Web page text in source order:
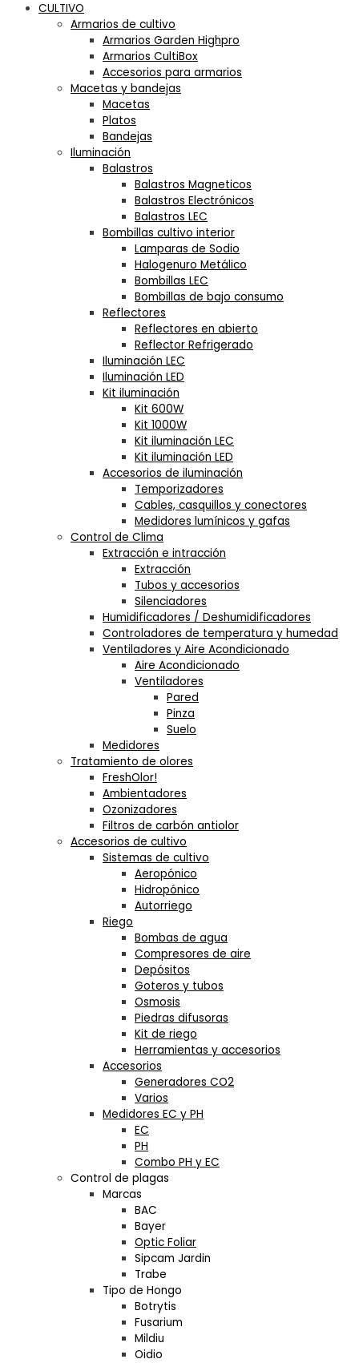
CULTIVO
Armarios de cultivo
Armarios Garden Highpro
Armarios CultiBox
Accesorios para armarios
Macetas y bandejas
Macetas
Platos
Bandejas
Iluminación
Balastros
Balastros Magneticos
Balastros Electrónicos
Balastros LEC
Bombillas cultivo interior
Lamparas de Sodio
Halogenuro Metálico
Bombillas LEC
Bombillas de bajo consumo
Reflectores
Reflectores en abierto
Reflector Refrigerado
Iluminación LEC
Iluminación LED
Kit iluminación
Kit 600W
Kit 1000W
Kit iluminación LEC
Kit iluminación LED
Accesorios de iluminación
Temporizadores
Cables, casquillos y conectores
Medidores lumínicos y gafas
Control de Clima
Extracción e intracción
Extracción
Tubos y accesorios
Silenciadores
Humidificadores / Deshumidificadores
Controladores de temperatura y humedad
Ventiladores y Aire Acondicionado
Aire Acondicionado
Ventiladores
Pared
Pinza
Suelo
Medidores
Tratamiento de olores
FreshOlor!
Ambientadores
Ozonizadores
Filtros de carbón antiolor
Accesorios de cultivo
Sistemas de cultivo
Aeropónico
Hidropónico
Autorriego
Riego
Bombas de agua
Compresores de aire
Depósitos
Goteros y tubos
Osmosis
Piedras difusoras
Kit de riego
Herramientas y accesorios
Accesorios
Generadores CO2
Varios
Medidores EC y PH
EC
PH
Combo PH y EC
Control de plagas
Marcas
BAC
Bayer
Optic Foliar
Sipcam Jardin
Trabe
Tipo de Hongo
Botrytis
Fusarium
Mildiu
Oidio